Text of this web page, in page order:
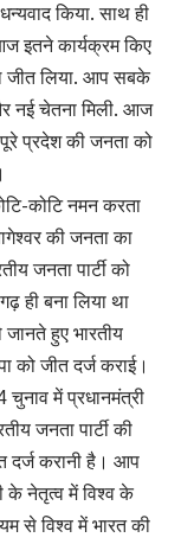
किया. साथ ही
इतने कार्यक्रम किए
जीत लिया. आप सबके
नई चेतना मिली. आज
प्रदेश की जनता को
कोटि नमन करता
की जनता का
जनता पार्टी को
ही बना लिया था
हुए भारतीय
को जीत दर्ज कराई।
में प्रधानमंत्री
जनता पार्टी की
दर्ज करानी है। आप
के नेतृत्व में विश्व के
से विश्व में भारत की